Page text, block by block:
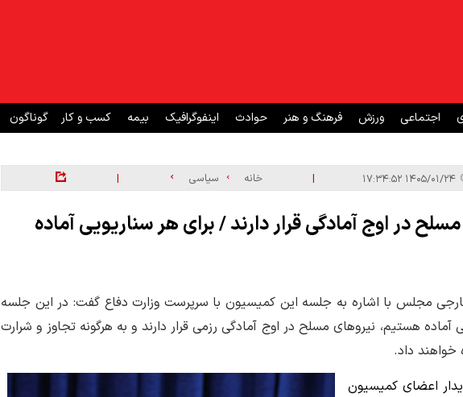
اجتماعی ورزش فرهنگ و هنر حوادث اینفوگرافیک بیمه کسب و کار گوناگون
۱۴۰۵/۰۱/۲۴ ۱۷:۳۴:۵۲ | خانه سیاسی |
در اوج آمادگی قرار دارند / برای هر سناریویی آماده
مجلس با اشاره به جلسه این کمیسیون با سرپرست وزارت دفاع گفت: در این جلسه
آماده هستیم، نیروهای مسلح در اوج آمادگی رزمی قرار دارند و به هرگونه تجاوز و شرارت
داد.
اعضای کمیسیون